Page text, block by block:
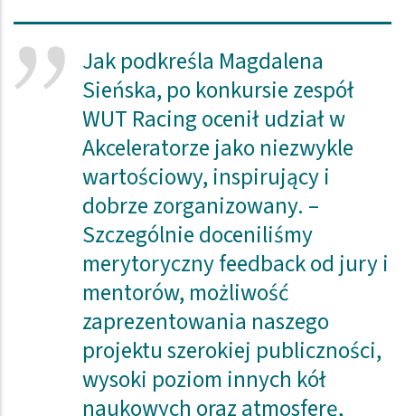
Jak podkreśla Magdalena
Sieńska, po konkursie zespół
WUT Racing ocenił udział w
Akceleratorze jako niezwykle
wartościowy, inspirujący i
dobrze zorganizowany. –
Szczególnie doceniliśmy
merytoryczny feedback od jury i
mentorów, możliwość
zaprezentowania naszego
projektu szerokiej publiczności,
wysoki poziom innych kół
naukowych oraz atmosferę,